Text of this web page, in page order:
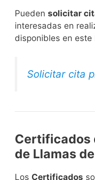
​Pueden solicitar
interesadas en
disponibles en este
Solicitar cita
Certificados
de Llamas
Los Certificados